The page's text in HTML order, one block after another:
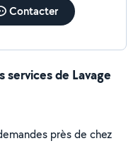
Contacter
services de Lavage
près de chez